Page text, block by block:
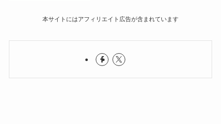
本サイトにはアフィリエイト広告が含まれています